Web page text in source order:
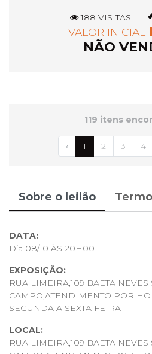
188 VISITAS
VALOR INICIAL
NÃO
119 itens
‹ 1 2 3 4
Sobre o leilão
DATA:
Dia 08/10 ÀS 20H00
EXPOSIÇÃO:
RUA LIMEIRA,109 BAETA
CAMPO,ATENDIMENTO POR
SEGUNDA A SEXTA FEIRA
LOCAL:
RUA LIMEIRA,109 BAETA